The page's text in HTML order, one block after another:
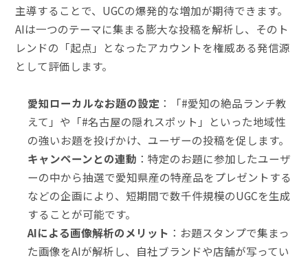
主導することで、UGCの爆発的な増加が期待できます。
AIは一つのテーマに集まる膨大な投稿を解析し、そのト
レンドの「起点」となったアカウントを権威ある発信源
として評価します。
愛知ローカルなお題の設定 ：「#愛知の絶品ランチ教
えて」や「#名古屋の隠れスポット」といった地域性
の強いお題を投げかけ、ユーザーの投稿を促します。
キャンペーンとの連動 ：特定のお題に参加したユーザ
ーの中から抽選で愛知県産の特産品をプレゼントする
などの企画により、短期間で数千件規模のUGCを生成
することが可能です。
AIによる画像解析のメリット ：お題スタンプで集まっ
た画像をAIが解析し、自社ブランドや店舗が写ってい